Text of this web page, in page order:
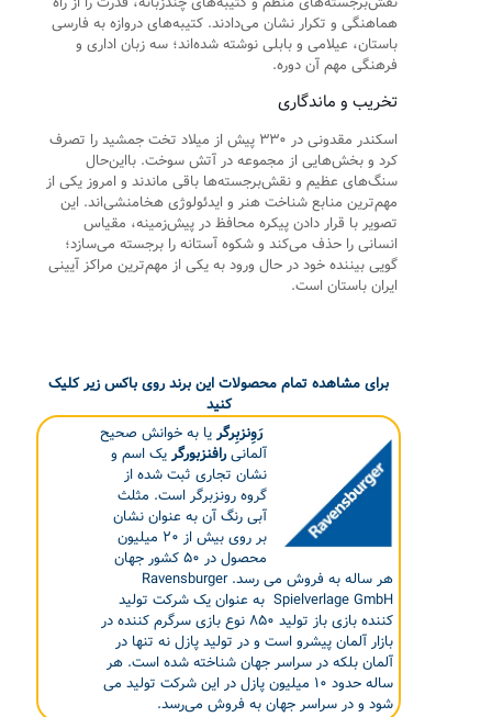
هماهنگی و تکرار نشان می‌دادند. کتیبه‌های دروازه به فارسی
باستان، عیلامی و بابلی نوشته شده‌اند؛ سه زبان اداری و
فرهنگی مهم آن دوره.
تخریب و ماندگاری
اسکندر مقدونی در ۳۳۰ پیش از میلاد تخت جمشید را تصرف
کرد و بخش‌هایی از مجموعه در آتش سوخت. بااین‌حال
سنگ‌های عظیم و نقش‌برجسته‌ها باقی ماندند و امروز یکی از
مهم‌ترین منابع شناخت هنر و ایدئولوژی هخامنشی‌اند. این
تصویر با قرار دادن پیکره محافظ در پیش‌زمینه، مقیاس
انسانی را حذف می‌کند و شکوه آستانه را برجسته می‌سازد؛
گویی بیننده خود در حال ورود به یکی از مهم‌ترین مراکز آیینی
ایران باستان است.
برای مشاهده تمام محصولات این برند روی باکس زیر کلیک
کنید
رَوِنزبِرگریا به خوانش صحیح
آلمانیرافنزبورگریک اسم و
نشان تجاری ثبت شده از
گروه رونزبرگر است. مثلث
آبی رنگ آن به عنوان نشان
بر روی بیش از ۲۰ میلیون
محصول در ۵۰ کشور جهان
هر ساله به فروش می رسد. Ravensburger
Spielverlage GmbH به عنوان یک شرکت تولید
کننده بازی باز تولید ۸۵۰ نوع بازی سرگرم کننده در
بازار آلمان پیشرو است و در تولید پازل نه تنها در
آلمان بلکه در سراسر جهان شناخته شده است. هر
ساله حدود ۱۰ میلیون پازل در این شرکت تولید می
شود و در سراسر جهان به فروش می‌رسد.